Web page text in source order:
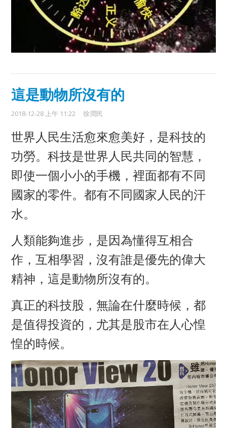
這是動物所沒有的
2018-12-28 上午 11:22 徐潤民
世界人民生活愈來愈美好，是科技的
功勞。科技是世界人民共同的智慧，
即使一個小小的手機，裡面都有不同
國家的零件。都有不同國家人民的汗
水。
人類能夠進步，是因為懂得互相合
作，互相學習，沒有誰是優先的偉大
精神，這是動物所沒有的。
真正的科技股，無論在什麼時候，都
是值得投資的，尤其是股市在人心惶
惶的時候。